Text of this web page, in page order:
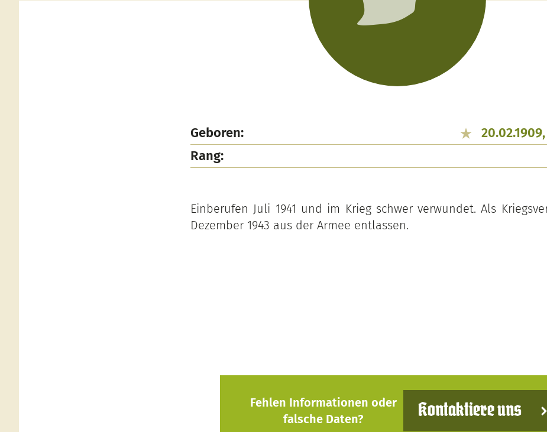
Geboren:
Rang:
Einberufen Juli 1941 und im Krieg schwer verwundet. Als
Dezember 1943 aus der Armee entlassen.
Fehlen Informationen oder
falsche Daten?
Kontaktiere uns